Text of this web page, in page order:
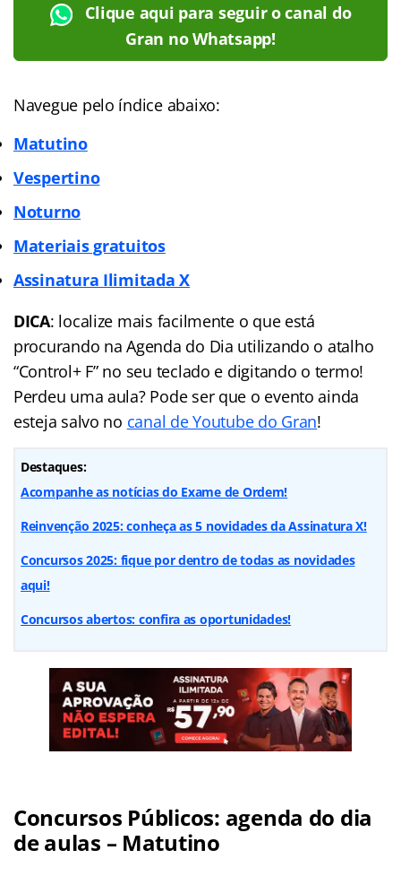
Clique aqui para seguir o canal do
Gran no Whatsapp!
Navegue pelo índice abaixo:
Matutino
Vespertino
Noturno
Materiais gratuitos
Assinatura Ilimitada X
DICA: localize mais facilmente o que está
procurando na Agenda do Dia utilizando o atalho
“Control+ F” no seu teclado e digitando o termo!
Perdeu uma aula? Pode ser que o evento ainda
esteja salvo no canal de Youtube do Gran!
Destaques:
Acompanhe as notícias do Exame de Ordem!
Reinvenção 2025: conheça as 5 novidades da Assinatura X!
Concursos 2025: fique por dentro de todas as novidades
aqui!
Concursos abertos: confira as oportunidades!
Concursos Públicos: agenda do dia
de aulas – Matutino